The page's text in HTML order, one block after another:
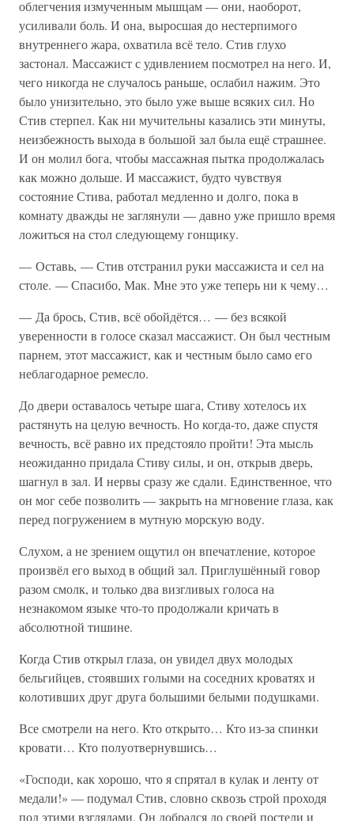
облегчения измученным мышцам — они, наоборот,
усиливали боль. И она, выросшая до нестерпимого
внутреннего жара, охватила всё тело. Стив глухо
застонал. Массажист с удивлением посмотрел на него. И,
чего никогда не случалось раньше, ослабил нажим. Это
было унизительно, это было уже выше всяких сил. Но
Стив стерпел. Как ни мучительны казались эти минуты,
неизбежность выхода в большой зал была ещё страшнее.
И он молил бога, чтобы массажная пытка продолжалась
как можно дольше. И массажист, будто чувствуя
состояние Стива, работал медленно и долго, пока в
комнату дважды не заглянули — давно уже пришло время
ложиться на стол следующему гонщику.
— Оставь, — Стив отстранил руки массажиста и сел на
столе. — Спасибо, Мак. Мне это уже теперь ни к чему…
— Да брось, Стив, всё обойдётся… — без всякой
уверенности в голосе сказал массажист. Он был честным
парнем, этот массажист, как и честным было само его
неблагодарное ремесло.
До двери оставалось четыре шага, Стиву хотелось их
растянуть на целую вечность. Но когда-то, даже спустя
вечность, всё равно их предстояло пройти! Эта мысль
неожиданно придала Стиву силы, и он, открыв дверь,
шагнул в зал. И нервы сразу же сдали. Единственное, что
он мог себе позволить — закрыть на мгновение глаза, как
перед погружением в мутную морскую воду.
Слухом, а не зрением ощутил он впечатление, которое
произвёл его выход в общий зал. Приглушённый говор
разом смолк, и только два визгливых голоса на
незнакомом языке что-то продолжали кричать в
абсолютной тишине.
Когда Стив открыл глаза, он увидел двух молодых
бельгийцев, стоявших голыми на соседних кроватях и
колотивших друг друга большими белыми подушками.
Все смотрели на него. Кто открыто… Кто из-за спинки
кровати… Кто полуотвернувшись…
«Господи, как хорошо, что я спрятал в кулак и ленту от
медали!» — подумал Стив, словно сквозь строй проходя
под этими взглядами. Он добрался до своей постели и